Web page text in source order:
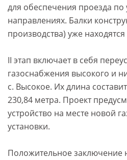
для обеспечения проезда по
направлениях. Балки
производства) уже
II этап включает в себя
газоснабжения высокого и
с. Высокое. Их длина
230,84 метра. Проект
устройство на месте новой
установки.
Положительное заключение